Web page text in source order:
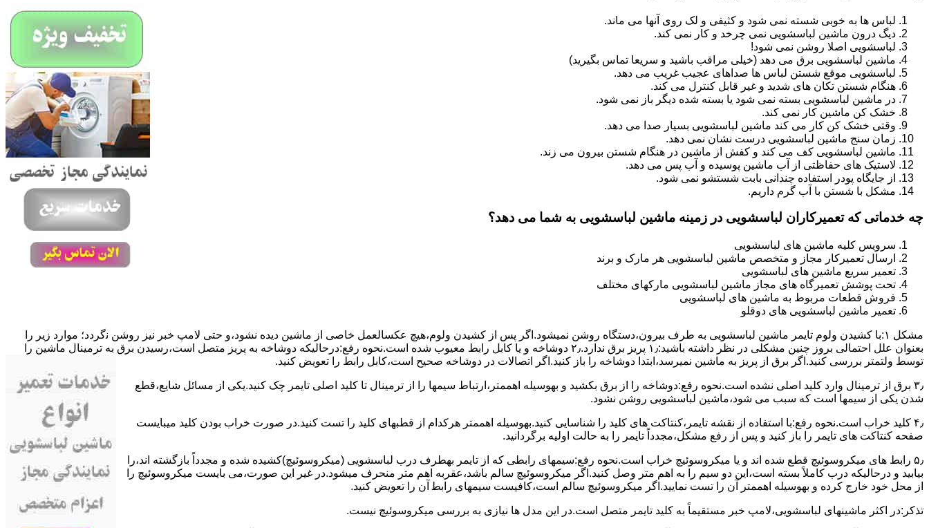
لباس ها به خوبی شسته نمی شود و کثیفی و لک روی آنها می ماند.
دیگ درون ماشین لباسشویی نمی چرخد و کار نمی کند.
لباسشویی اصلا روشن نمی شود!
ماشین لباسشویی برق می دهد (خیلی مراقب باشید و سریعا تماس بگیرید)
لباسشویی موقع شستن لباس ها صداهای عجیب غریب می دهد.
هنگام شستن تکان های شدید و غیر قابل کنترل می کند.
در ماشین لباسشویی بسته نمی شود یا بسته شده دیگر باز نمی شود.
خشک کن ماشین کار نمی کند.
وقتی خشک کن کار می کند ماشین لباسشویی بسیار صدا می دهد.
زمان سنج ماشین لباسشویی درست نشان نمی دهد.
ماشین لباسشویی کف می کند و کفش از ماشین در هنگام شستن بیرون می زند.
لاستیک های حفاظتی از آب ماشین پوسیده و آب پس می دهد.
از جایگاه پودر استفاده چندانی بابت شستشو نمی شود.
مشکل با شستن با آب گرم داریم.
چه خدماتی که تعمیرکاران لباسشویی در زمینه ماشین لباسشویی به شما می دهد؟
سرویس کلیه ماشین های لباسشویی
ارسال تعمیرکار مجاز و متخصص ماشین لباسشویی هر مارک و برند
تعمیر سریع ماشین های لباسشویی
تحت پوشش تعمیرگاه های مجاز ماشین لباسشویی مارکهای مختلف
فروش قطعات مربوط به ماشین های لباسشویی
تعمیر ماشین لباسشویی های دوقلو
مشکل ۱:ﺑﺎ ﮐﺸﯿﺪن وﻟﻮم ﺗﺎﯾﻤﺮ ماشین لباسشویی به طرف ﺑﯿﺮون،دستگاه روﺷﻦ نمیشود.اﮔﺮ ﭘﺲ از ﮐﺸﯿﺪن وﻟﻮم،ﻫﯿﭻ عکسالعمل ﺧﺎﺻﯽ از ﻣﺎﺷﯿﻦ دﯾﺪه نشود،و حتی ﻻﻣﭗ ﺧﺒﺮ ﻧﯿﺰ روﺷﻦ ﻧگردد؛ موارد زیر را
بعنوان ﻋﻠﻞ احتمالی بروز چنین مشکلی در نظر داشته باشید:۱٫ ﭘﺮﯾﺰ ﺑﺮق ﻧﺪارد.۲٫ دوﺷﺎﺧﻪ و ﯾﺎ ﮐﺎﺑﻞ راﺑﻂ ﻣﻌﯿﻮب ﺷﺪه است.نحوه رفع:درحالیکه دوﺷﺎﺧﻪ ﺑﻪ ﭘﺮﯾﺰ ﻣﺘﺼﻞ اﺳﺖ،رﺳﯿﺪن ﺑﺮق ﺑﻪ ﺗﺮﻣﯿﻨﺎل ﻣﺎﺷﯿﻦ را
ﺗﻮﺳﻂ ولتمتر بررسی ﮐﻨﯿﺪ.اﮔﺮ ﺑﺮق از ﭘﺮﯾﺰ ﺑﻪ ﻣﺎﺷﯿﻦ نمیرسد،اﺑﺘﺪا دوشاخه را باز کنید.اﮔﺮ اﺗﺼﺎﻻت در دوشاخه ﺻﺤﯿﺢ اﺳﺖ،ﮐﺎﺑﻞ راﺑﻂ را ﺗﻌﻮﯾﺾ کنید.
۳٫ ﺑﺮق از ﺗﺮﻣﯿﻨﺎل وارد ﮐﻠﯿﺪ اﺻﻠﯽ ﻧﺸﺪه است.نحوه رﻓﻊ:دوشاخه را از ﺑﺮق بکشید و بهوسیله اهممتر،ارﺗﺒﺎط سیمها را از ﺗﺮﻣﯿﻨﺎل ﺗﺎ ﮐﻠﯿﺪ اﺻﻠﯽ ﺗﺎﯾﻤﺮ چک کنید.یکی از مسائل شایع،ﻗﻄﻊ
شدن ﯾﮑﯽ از سیمها است که سبب می شود،ﻣﺎﺷﯿﻦ لباسشویی روﺷﻦ نشود.
۴٫ ﮐﻠﯿﺪ ﺧﺮاب اﺳﺖ.نحوه رفع:ﺑﺎ اﺳﺘﻔﺎده از ﻧﻘﺸﻪ ﺗﺎﯾﻤﺮ،ﮐﻨﺘﺎﮐﺖ ﻫﺎی ﮐﻠﯿﺪ را ﺷﻨﺎﺳﺎﯾﯽ کنید.بهوسیله اهممتر هرکدام از قطبهای ﮐﻠﯿﺪ را ﺗﺴﺖ ﮐﻨﯿﺪ.در ﺻﻮرت ﺧﺮاب ﺑﻮدن ﮐﻠﯿﺪ میبایست
ﺻﻔﺤﻪ ﮐﻨﺘﺎﮐﺖ ﻫﺎی ﺗﺎﯾﻤﺮ را باز کنید و ﭘﺲ از رﻓﻊ مشکل،مجدداً ﺗﺎﯾﻤﺮ را به حالت اوﻟﯿﻪ برگردانید.
۵٫ رابط های ﻣﯿﮑﺮوﺳﻮﺋﯿﭻ ﻗﻄﻊ شده اند و ﯾﺎ ﻣﯿﮑﺮوﺳﻮﺋﯿﭻ ﺧﺮاب اﺳﺖ.نحوه رفع:سیمهای راﺑﻄﯽ ﮐﻪ از ﺗﺎﯾﻤﺮ بهطرف درب لباسشویی (ﻣﯿﮑﺮوﺳﻮﺋﯿﭻ)کشیده شده و مجدداً بازگشته اند،را
ﺑﯿﺎﺑﯿﺪ و درحالیکه درب کاملاً ﺑﺴﺘﻪ اﺳﺖ،اﯾﻦ دو ﺳﯿﻢ را ﺑﻪ اﻫﻢ ﻣﺘﺮ وصل کنید.اﮔﺮ ﻣﯿﮑﺮوﺳﻮﺋﯿﭻ ﺳﺎﻟﻢ ﺑﺎﺷﺪ،ﻋﻘﺮﺑﻪ اهم متر ﻣﻨﺤﺮف میشود.در ﻏﯿﺮ اﯾﻦ ﺻﻮرت،می بایست ﻣﯿﮑﺮوﺳﻮﺋﯿﭻ را
از ﻣﺤﻞ خود ﺧﺎرج کرده و بهوسیله اهممتر آن را ﺗﺴﺖ ﻧﻤﺎﯾﯿﺪ.اﮔﺮ ﻣﯿﮑﺮوﺳﻮﺋﯿﭻ ﺳﺎﻟﻢ اﺳﺖ،ﮐﺎﻓﯿﺴﺖ سیمهای راﺑﻄ آن را ﺗﻌﻮﯾﺾ کنید.
ﺗﺬﮐﺮ:در اﮐﺜﺮ ماشینهای لباسشویی،ﻻﻣﭗ ﺧﺒﺮ مستقیماً ﺑﻪ ﮐﻠﯿﺪ ﺗﺎﯾﻤﺮ ﻣﺘﺼﻞ اﺳﺖ.در اﯾﻦ مدل ها ﻧﯿﺎزی ﺑﻪ بررسی ﻣﯿﮑﺮوﺳﻮﺋﯿﭻ نیست.